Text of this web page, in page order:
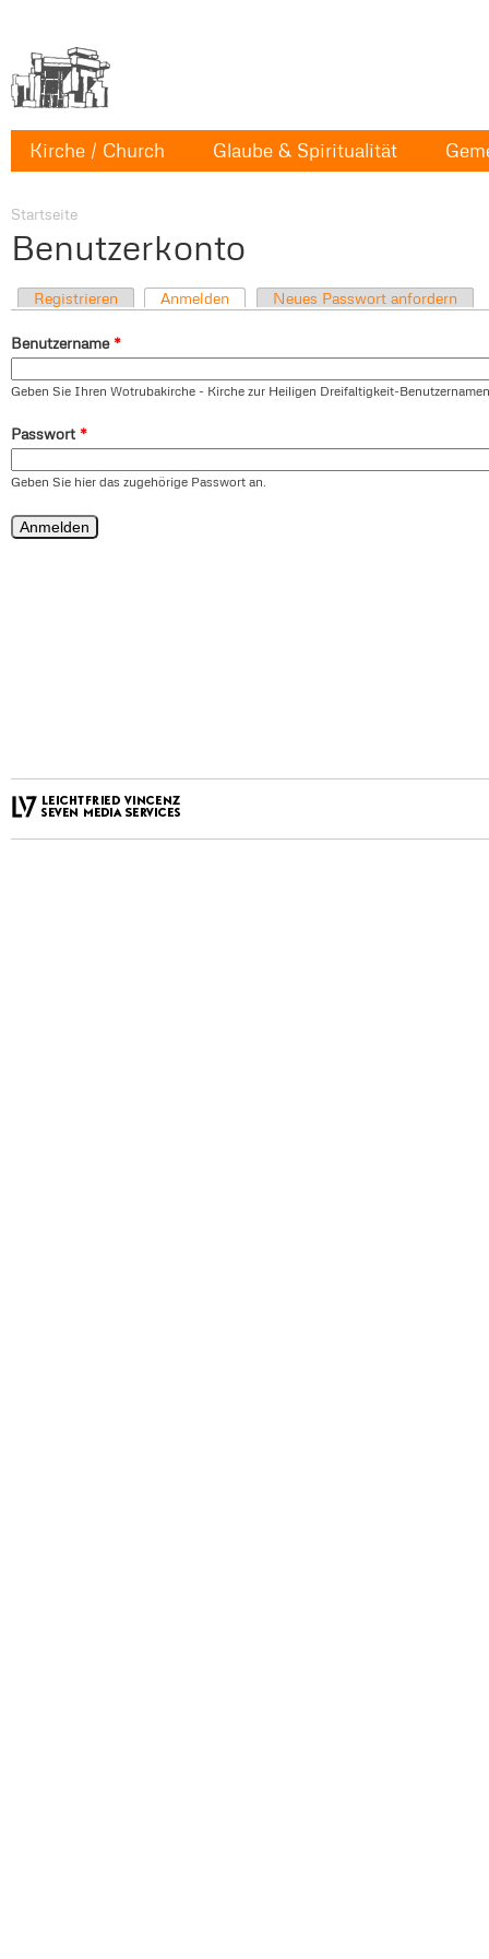
Kirche / Church Glaube & Spiritualität
Startseite
Benutzerkonto
Registrieren Anmelden Neues Passwort anfordern
Benutzername *
Geben Sie Ihren Wotrubakirche - Kirche zur Heiligen Dreifaltigkeit-
Passwort *
Geben Sie hier das zugehörige Passwort an.